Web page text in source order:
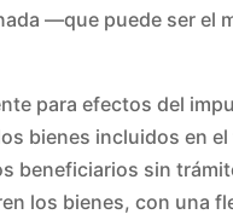
—que puede ser el
para efectos del
bienes incluidos en
beneficiarios sin
los bienes, con una